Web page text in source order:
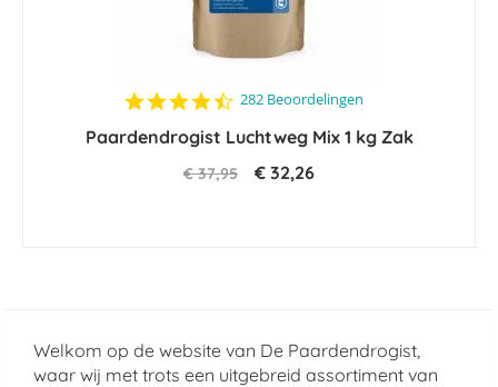
4.5
rating
282 Beoordelingen
Paardendrogist Luchtweg Mix 1 kg Zak
€ 37,95 € 32,26
Welkom op de website van De Paardendrogist,
waar wij met trots een uitgebreid assortiment van